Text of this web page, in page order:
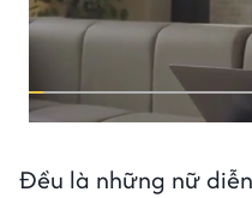
Đều là những nữ